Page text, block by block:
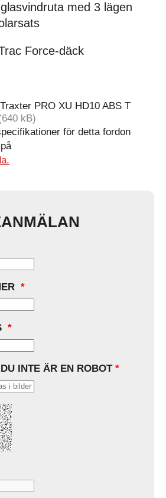
med 3 lägen
Force-däck
PRO XU HD10 ABS T
kB)
för detta fordon
*
*
INTE ÄR EN ROBOT *